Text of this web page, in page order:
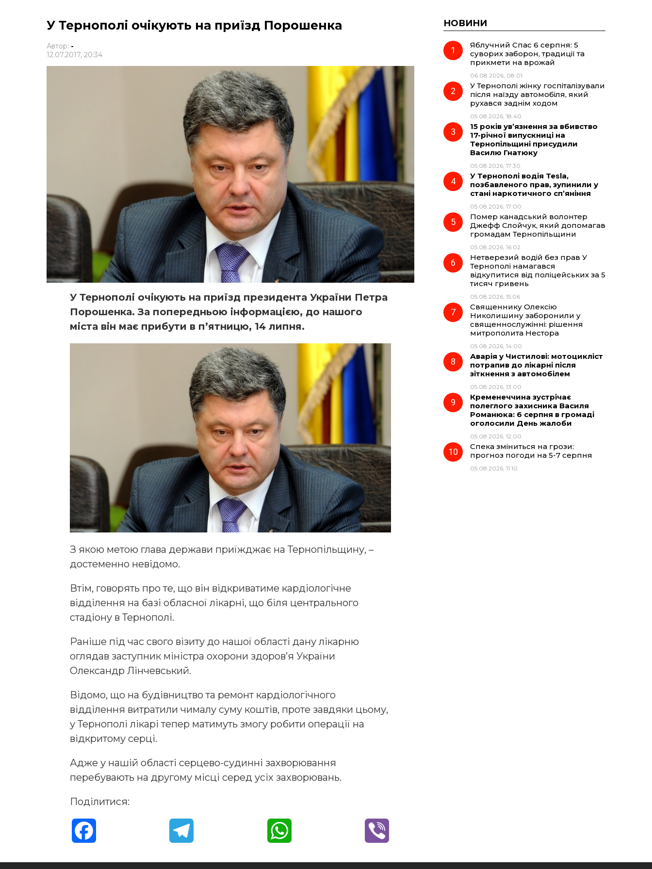
У Тернополі очікують на приїзд Порошенка
Автор: -
12.07.2017, 20:34
У Тернополі очікують на приїзд президента України Петра
Порошенка. За попередньою інформацією, до нашого
міста він має прибути в п’ятницю, 14 липня.
З якою метою глава держави приїжджає на Тернопільщину, –
достеменно невідомо.
Втім, говорять про те, що він відкриватиме кардіологічне
відділення на базі обласної лікарні, що біля центрального
стадіону в Тернополі.
Раніше під час свого візиту до нашої області дану лікарню
оглядав заступник міністра охорони здоров’я України
Олександр Лінчевський.
Відомо, що на будівництво та ремонт кардіологічного
відділення витратили чималу суму коштів, проте завдяки цьому,
у Тернополі лікарі тепер матимуть змогу робити операції на
відкритому серці.
Адже у нашій області серцево-судинні захворювання
перебувають на другому місці серед усіх захворювань.
Поділитися:
НОВИНИ
Яблучний Спас 6 серпня: 5
суворих заборон, традиції та
прикмети на врожай
06.08.2026, 08:01
У Тернополі жінку госпіталізували
після наїзду автомобіля, який
рухався заднім ходом
05.08.2026, 18:40
15 років ув’язнення за вбивство
17-річної випускниці на
Тернопільщині присудили
Василю Гнатюку
05.08.2026, 17:30
У Тернополі водія Tesla,
позбавленого прав, зупинили у
стані наркотичного сп’яніння
05.08.2026, 17:00
Помер канадський волонтер
Джефф Слойчук, який допомагав
громадам Тернопільщини
05.08.2026, 16:02
Нетверезий водій без прав У
Тернополі намагався
відкупитися від поліцейських за 5
тисяч гривень
05.08.2026, 15:06
Священнику Олексію
Николишину заборонили у
священнослужінні: рішення
митрополита Нестора
05.08.2026, 14:00
Аварія у Чистилові: мотоцикліст
потрапив до лікарні після
зіткнення з автомобілем
05.08.2026, 13:00
Кременеччина зустрічає
полеглого захисника Василя
Романюка: 6 серпня в громаді
оголосили День жалоби
05.08.2026, 12:00
Спека зміниться на грози:
прогноз погоди на 5-7 серпня
05.08.2026, 11:10